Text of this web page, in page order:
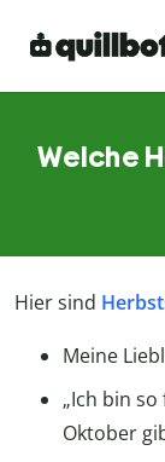
Welche
Hier sind
Meine
„Ich bin
Oktober